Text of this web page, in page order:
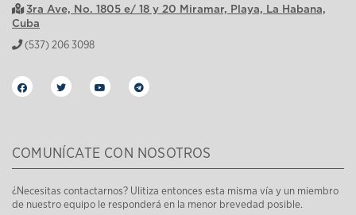
3ra Ave, No. 1805 e/ 18 y 20 Miramar, Playa, La Habana,
Cuba
(537) 206 3098
COMUNÍCATE CON NOSOTROS
¿Necesitas contactarnos? Ulitiza entonces esta misma vía y un miembro
de nuestro equipo le responderá en la menor brevedad posible.